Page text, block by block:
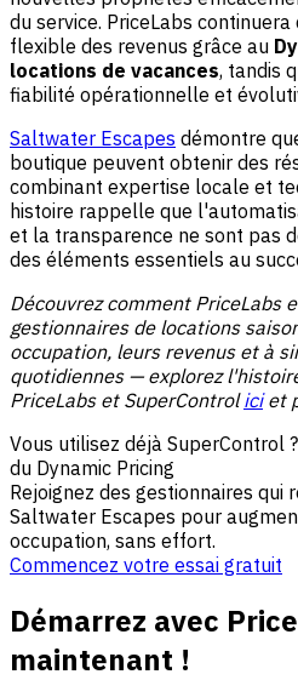
du service. PriceLabs
flexible des revenus grâce au
locations de vacances, tandis
fiabilité opérationnelle et
Saltwater Escapes démontre
boutique peuvent obtenir des
combinant expertise locale et
histoire rappelle que
et la transparence ne sont pas
des éléments essentiels au
Découvrez comment PriceLabs
gestionnaires de locations
occupation, leurs revenus et à
quotidiennes — explorez
PriceLabs et SuperControliciet
Vous utilisez déjà SuperControl
du Dynamic Pricing
Rejoignez des gestionnaires qui
Saltwater Escapes pour
occupation, sans effort.
Commencez votre essai gratuit
Démarrez avec
maintenant !